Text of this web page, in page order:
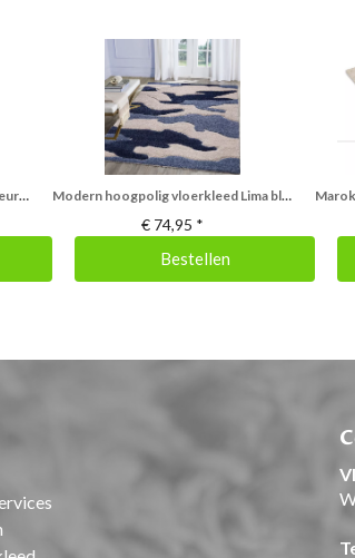
Exclusief vloerkleed Fresch 500 kleur Beige Modern hoogpolig vloerkleed Lima blauw 3509
€ 74,95 *
Bestellen